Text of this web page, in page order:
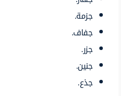
جزمة.
جفاف.
جزر.
جنين.
جذع.